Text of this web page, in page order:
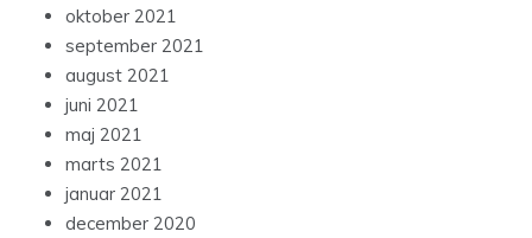
oktober 2021
september 2021
august 2021
juni 2021
maj 2021
marts 2021
januar 2021
december 2020